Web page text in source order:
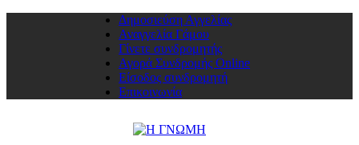
Δημοσιεύση Αγγελίας
Αναγγελία Γάμου
Γίνετε συνδρομητής
Αγορά Συνδρομής Online
Είσοδος συνδρομητή
Επικοινωνία